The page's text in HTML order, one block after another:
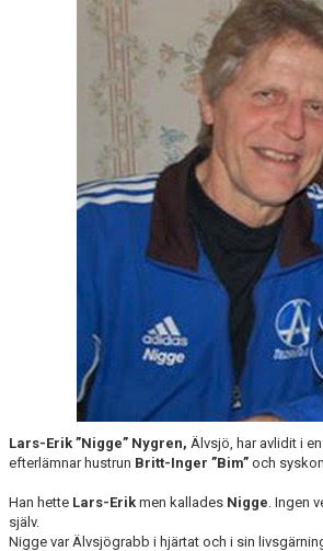
ANTIMOBBING
JOBBA HOS OSS
VANLIGA FRÅGOR
Lars-Erik ”Nigge” Nygren, Älvsjö, har avlidit i
efterlämnar hustrun Britt-Inger ”Bim” och
Han hette Lars-Erik men kallades Nigge. Ingen
själv.
Nigge var Älvsjögrabb i hjärtat och i sin